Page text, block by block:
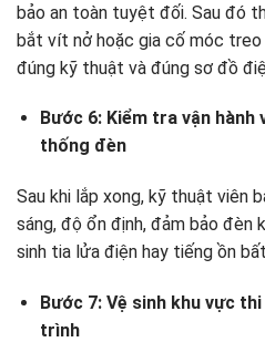
bảo an toàn tuyệt đối. Sau đó
bắt vít nở hoặc gia cố móc treo
đúng kỹ thuật và đúng sơ đồ
Bước 6: Kiểm tra vận hành
thống đèn
Sau khi lắp xong, kỹ thuật viên
sáng, độ ổn định, đảm bảo đèn
sinh tia lửa điện hay tiếng ồn
Bước 7: Vệ sinh khu vực
trình